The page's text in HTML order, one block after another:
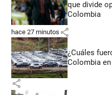
que divide
Colombia
hace 27 minutos share
¿Cuáles
Colombia
share